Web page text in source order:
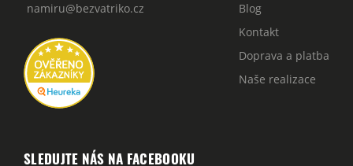
namiru@bezvatriko.cz
Blog
Kontakt
Doprava a platba
Naše realizace
SLEDUJTE NÁS NA FACEBOOKU